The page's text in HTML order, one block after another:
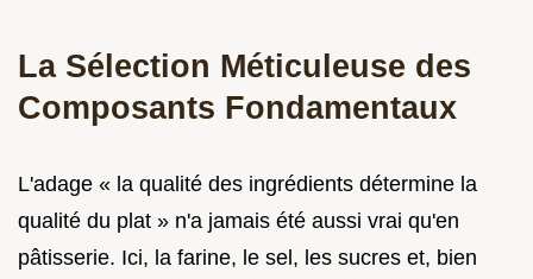
La Sélection Méticuleuse des
Composants Fondamentaux
L'adage « la qualité des ingrédients détermine la
qualité du plat » n'a jamais été aussi vrai qu'en
pâtisserie. Ici, la farine, le sel, les sucres et, bien